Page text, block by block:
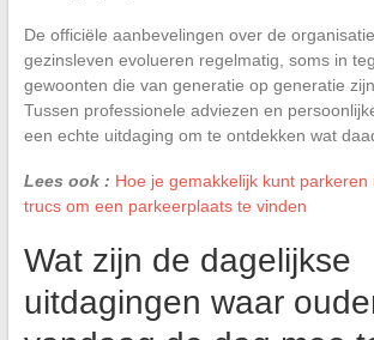
De officiële aanbevelingen over de
gezinsleven evolueren regelmatig, soms in
gewoonten die van generatie op generatie
Tussen professionele adviezen en
een echte uitdaging om te ontdekken wat
Lees ook : Hoe je gemakkelijk kunt parkeren
trucs om een parkeerplaats te vinden
Wat zijn de dagelijkse
uitdagingen waar